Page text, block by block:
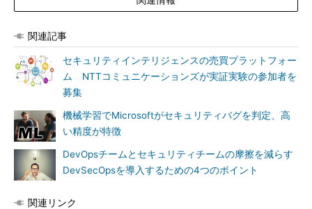
関連記事
セキュリティインテリジェンスの売買プラットフォー
ム NTTコミュニケーションズが実証実験の参加者を
募集
機械学習でMicrosoftがセキュリティバグを判定、高
い精度が特徴
DevOpsチームとセキュリティチームの摩擦を減らす
DevSecOpsを導入するための4つのポイント
関連リンク